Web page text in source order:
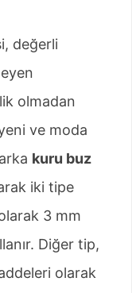
değerli
olmadan
ve moda
kuru buz
iki tipe
3 mm
Diğer tip,
olarak